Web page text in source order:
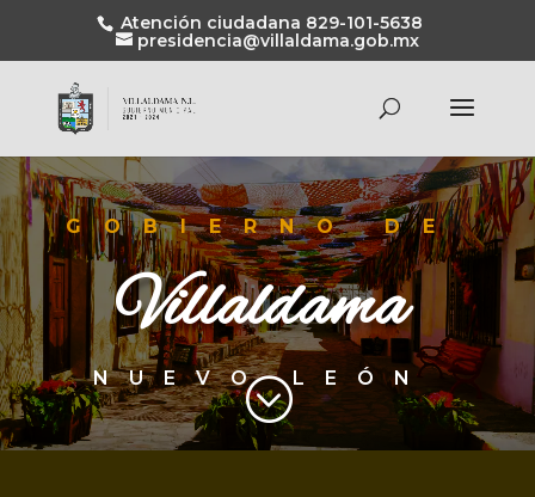
Atención ciudadana 829-101-5638
presidencia@villaldama.gob.mx
GOBIERNO DE
Villaldama
NUEVO LEÓN
;